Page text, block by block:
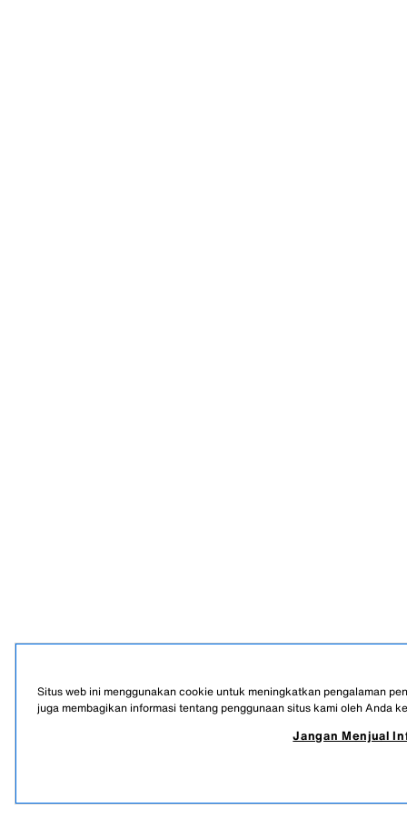
Situs web ini menggunakan cookie untuk meningkatkan pengalaman
juga membagikan informasi tentang penggunaan situs kami oleh Anda
Jangan Menjual